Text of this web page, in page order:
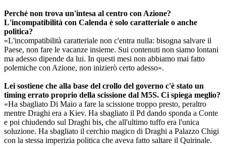
Perché non trova un'intesa al centro con Azione?
L'incompatibilità con Calenda è solo caratteriale o anche
politica?
«L'incompatibilità caratteriale non c'entra nulla: bisogna salvare il
Paese, non fare le vacanze insieme. Sui contenuti non siamo lontani
ma adesso dipende da lui. In questi mesi non abbiamo mai fatto
polemiche con Azione, non inizierò certo adesso».
Lei sostiene che alla base del crollo del governo c'è stato un
timing errato proprio della scissione dal M5S. Ci spiega meglio?
«Ha sbagliato Di Maio a fare la scissione troppo presto, peraltro
mentre Draghi era a Kiev. Ha sbagliato il Pd dando sponda a Conte
e poi chiudendo sul Draghi bis, che all'ultimo tuffo era l'unica
soluzione. Ha sbagliato il cerchio magico di Draghi a Palazzo Chigi
con la stessa imperizia politica che aveva fatto saltare il Quirinale.